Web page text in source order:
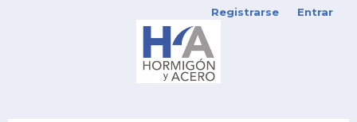
Registrarse Entrar